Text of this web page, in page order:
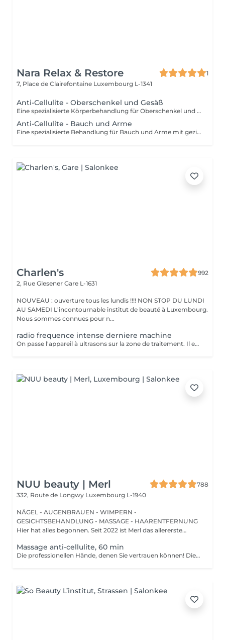
Nara Relax & Restore
1
7, Place de Clairefontaine Luxembourg L-1341
Anti-Cellulite - Oberschenkel und Gesäß
Eine spezialisierte Körperbehandlung für Oberschenkel und Gesäß mit intensiven Massagetechniken zur Anregung der Durchblutung und gezielten Bearbeitung des darunterliegenden Gewebes. Die Anwendung kann das Hautbild unterstützen, die Gewebespannung fördern und für ein glatteres, strafferes Hautgefühl sorgen.
Anti-Cellulite - Bauch und Arme
Eine spezialisierte Behandlung für Bauch und Arme mit gezielten Massagetechniken zur Anregung der Durchblutung und Unterstützung eines gepflegten Hautbildes. Die intensive Anwendung kann die Gewebespannung fördern, das Hautbild verfeinern und die Haut geschmeidiger, glatter und frischer erscheinen lassen.
Charlen's
992
2, Rue Glesener Gare L-1631
NOUVEAU : ouverture tous les lundis !!!! NON STOP DU LUNDI
AU SAMEDI L'incontournable institut de beauté à Luxembourg.
Nous sommes connues pour n...
radio frequence intense derniere machine
On passe l'appareil à ultrasons sur la zone de traitement. Il est possible de ressentir une légère sensation de chaleur pendant la séance mais la lipocavitation est indolore. La séance dure entre 40 minutes et 1h et vous pourrez reprendre vos activités quotidiennes normalement après le soin. Les resultats lissent la peau casse les capitons des la première seance
NUU beauty | Merl
788
332, Route de Longwy Luxembourg L-1940
NÄGEL - AUGENBRAUEN - WIMPERN -
GESICHTSBEHANDLUNG - MASSAGE - HAARENTFERNUNG
Hier hat alles begonnen. Seit 2022 ist Merl das allererste
Massage anti-cellulite, 60 min
Die professionellen Hände, denen Sie vertrauen können! Die Massage ist die Praxis des Knetens oder Manipulierens der Muskeln und anderer Weichteile einer Person, um Stress zu reduzieren, Muskelschmerzen zu lindern, die Entspannung zu fördern und die Funktion des Immunsystems zu verbessern. Vorteile einer Anti-Cellulite-Massage: - verbessert die Durchblutung - beseitigt Stauungen in der Haut - aktiviert Stoffwechselprozesse in Zellen und Geweben - Muskeln und Gewebe werden mit Sauerstoff und Mineralien versorgt - die Haut wird glatt und elastisch Wie wird eine Anti-Cellulite-Massage durchgeführt? - der Rücken wird massiert - Arme werden massiert - Beine werden massiert - der Bauch wird massiert Altersbeschränkungen: empfohlen ab 16 Jahren. Empfehlungen nach dem Eingriff: nach dem Eingriff 2-3 Stunden keinen Sport und plötzliche Bewegungen machen. Frequenz: 2-3 Mal pro Woche, insgesamt 10 Mal. Wiederholen Sie den Eingriff alle 3-6 Monate.